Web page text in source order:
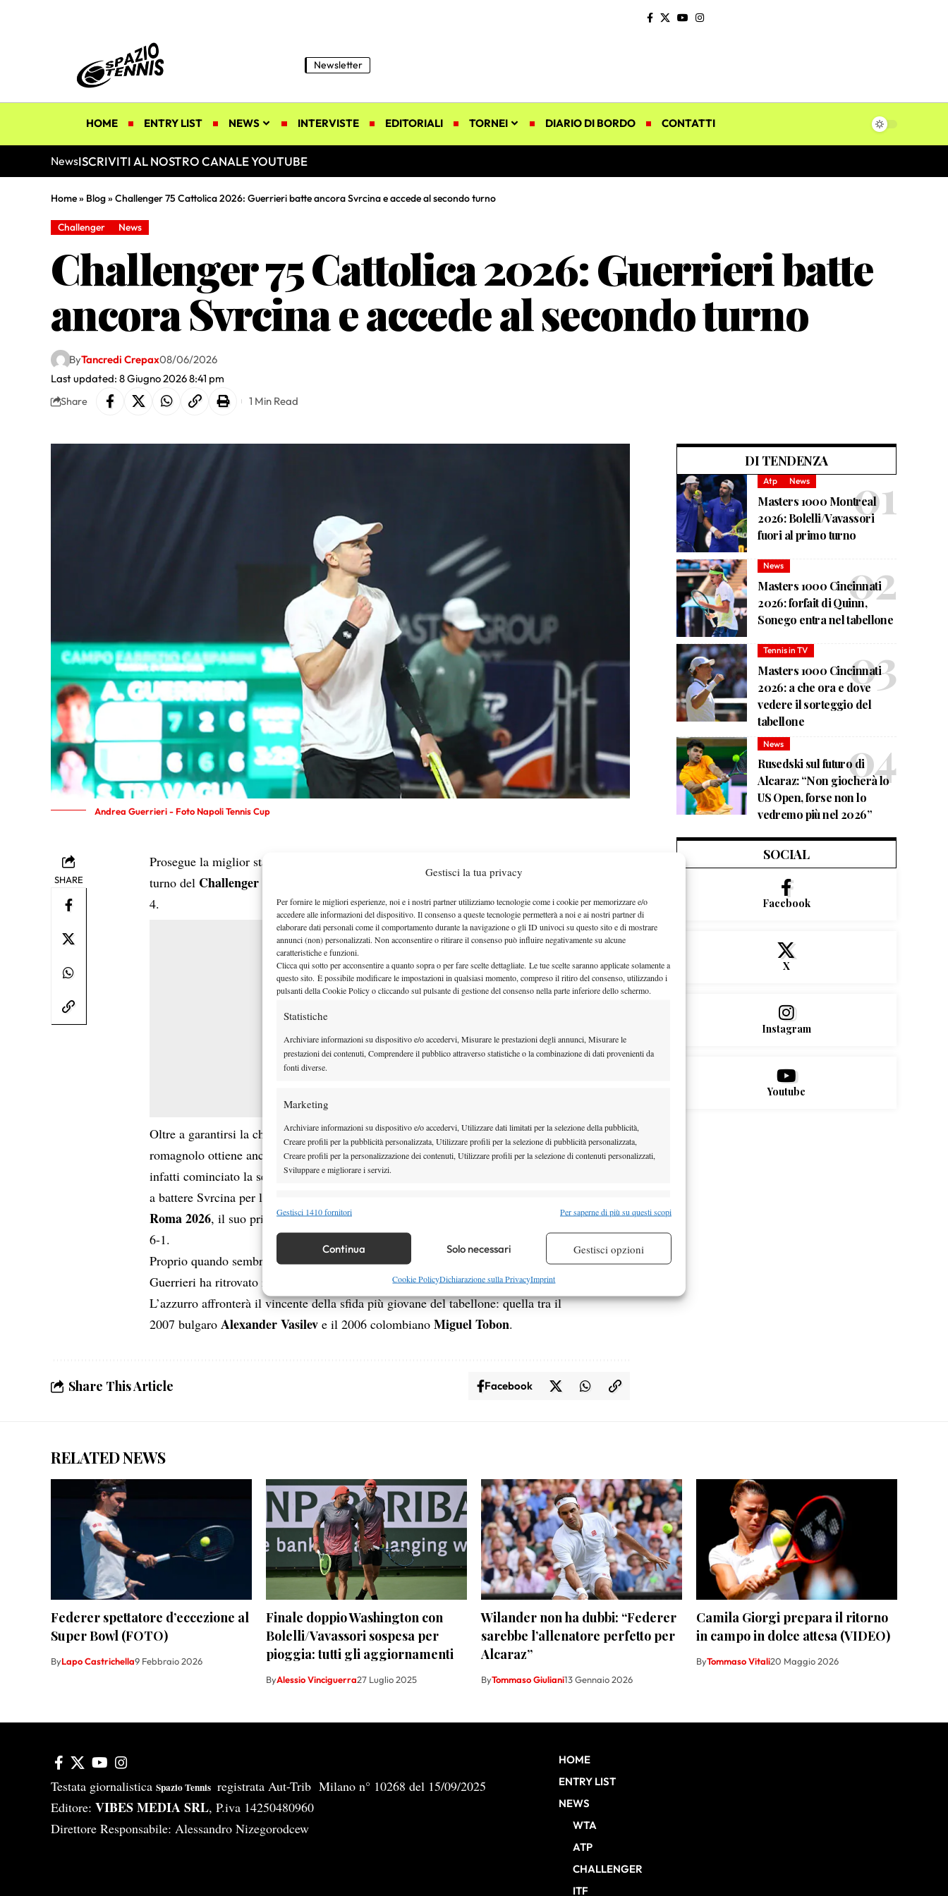
Gestisci la tua privacy
Per fornire le migliori esperienze, noi e i nostri partner utilizziamo tecnologie come i cookie per memorizzare e/o
accedere alle informazioni del dispositivo. Il consenso a queste tecnologie permetterà a noi e ai nostri partner di
elaborare dati personali come il comportamento durante la navigazione o gli ID univoci su questo sito e di mostrare
annunci (non) personalizzati. Non acconsentire o ritirare il consenso può influire negativamente su alcune
caratteristiche e funzioni.
Clicca qui sotto per acconsentire a quanto sopra o per fare scelte dettagliate. Le tue scelte saranno applicate solamente a
questo sito. È possibile modificare le impostazioni in qualsiasi momento, compreso il ritiro del consenso, utilizzando i
pulsanti della Cookie Policy o cliccando sul pulsante di gestione del consenso nella parte inferiore dello schermo.
Statistiche
Archiviare informazioni su dispositivo e/o accedervi, Misurare le prestazioni degli annunci, Misurare le
prestazioni dei contenuti, Comprendere il pubblico attraverso statistiche o la combinazione di dati provenienti da
fonti diverse.
Marketing
Archiviare informazioni su dispositivo e/o accedervi, Utilizzare dati limitati per la selezione della pubblicità,
Creare profili per la pubblicità personalizzata, Utilizzare profili per la selezione di pubblicità personalizzata,
Creare profili per la personalizzazione dei contenuti, Utilizzare profili per la selezione di contenuti personalizzati,
Sviluppare e migliorare i servizi.
Funzionalità
Identificare i dispositivi in base alle informazioni trasmesse automaticamente.
Garantire la sicurezza, prevenire e rilevare frodi, correggere errori,
Erogare e presentare pubblicità e contenuto, Salvare e comunicare le
scelte sulla privacy.
Sempre attivo
Gestisci 1410 fornitori Per saperne di più su questi scopi
Continua Solo necessari Gestisci opzioni
Cookie PolicyDichiarazione sulla PrivacyImprint
Newsletter
HOME ENTRY LIST NEWS INTERVISTE EDITORIALI TORNEI DIARIO DI BORDO CONTATTI
NewsISCRIVITI AL NOSTRO CANALE YOUTUBE
Home» Blog» Challenger 75 Cattolica 2026: Guerrieri batte ancora Svrcina e accede al secondo turno
Challenger News
Challenger 75 Cattolica 2026: Guerrieri batte
ancora Svrcina e accede al secondo turno
Last updated: 8 Giugno 2026 8:41 pm
ByTancredi Crepax08/06/2026
Share 1 Min Read
Andrea Guerrieri - Foto Napoli Tennis Cup
SHARE
Prosegue la miglior stagione in carriera di
turno del Challenger 75 di Cattolica Dalibor Svrcina
4.
Oltre a garantirsi la chance di ritoccare nuovamente la sua miglior classifica (231), il
romagnolo ottiene anche la sua miglior vittoria in carriera per ranking: il ceco ha
infatti cominciato la settimana come numero 107 del mondo. Guerrieri riesce anche
a battere Svrcina per la seconda volta in stagione dopo la finale del
Roma 2026, il suo primo titolo a questo livello. In quel caso, l’azzurro vinse 4-6 6-2
6-1.
Proprio quando sembrava che la rimonta di Svrcina fosse la conclusione più logica,
Guerrieri ha ritrovato il livello di inizio match, chiuso in crescendo al terzo.
L’azzurro affronterà il vincente della sfida più giovane del tabellone: quella tra il
2007 bulgaro Alexander Vasilev e il 2006 colombianoMiguel Tobon.
Share This Article Facebook
DI TENDENZA
Atp News
Masters 1000 Montreal
2026: Bolelli/Vavassori
fuori al primo turno
News
Masters 1000 Cincinnati
2026: forfait di Quinn,
Sonego entra nel tabellone
Tennis in TV
Masters 1000 Cincinnati
2026: a che ora e dove
vedere il sorteggio del
tabellone
News
Rusedski sul futuro di
Alcaraz: “Non giocherà lo
US Open, forse non lo
vedremo più nel 2026”
SOCIAL
Facebook
X
Instagram
Youtube
RELATED NEWS
Federer spettatore d’eccezione al
Super Bowl (FOTO)
ByLapo Castrichella9 Febbraio 2026
Finale doppio Washington con
Bolelli/Vavassori sospesa per
pioggia: tutti gli aggiornamenti
ByAlessio Vinciguerra27 Luglio 2025
Wilander non ha dubbi: “Federer
sarebbe l’allenatore perfetto per
Alcaraz”
ByTommaso Giuliani13 Gennaio 2026
Camila Giorgi prepara il ritorno
in campo in dolce attesa (VIDEO)
ByTommaso Vitali20 Maggio 2026
Testata giornalistica Spazio Tennis registrata Aut-Trib Milano n° 10268 del 15/09/2025
Editore: VIBES MEDIA SRL, P.iva 14250480960
Direttore Responsabile: Alessandro Nizegorodcew
HOME
ENTRY LIST
NEWS
WTA
ATP
CHALLENGER
ITF